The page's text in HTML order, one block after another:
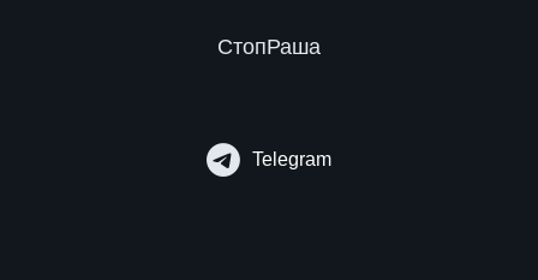
СтопРаша
Telegram